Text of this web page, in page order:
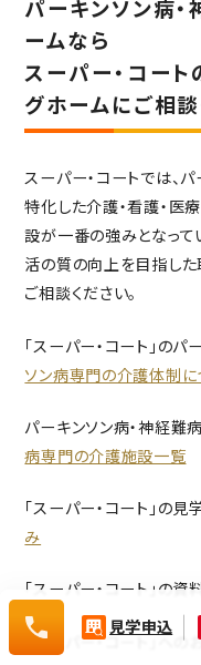
0120-
532-
見学申込
パーキンソン病
ームなら
スーパー・コー
グホームにご相
スーパー・コートでは、
特化した介護・看護・医
設が一番の強みとなって
活の質の向上を目指した
ご相談ください。
「スーパー・コート」の
ソン病専門の介護体制に
パーキンソン病・神経
病専門の介護施設一覧
「スーパー・コート」の
み
「スーパー・コート」の
「スーパー・コート」